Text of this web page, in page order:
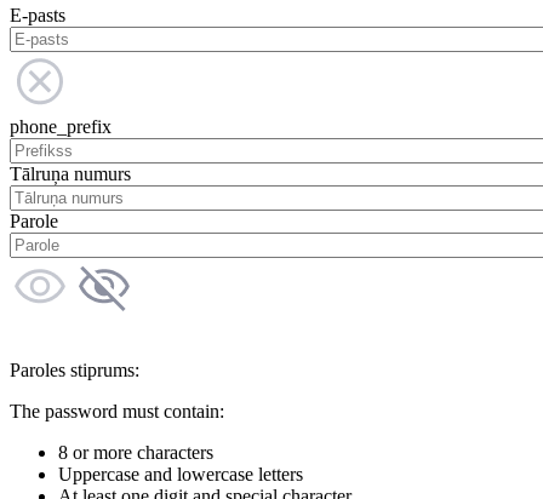
E-pasts
phone_prefix
Tālruņa numurs
Parole
Paroles stiprums:
The password must contain:
8 or more characters
Uppercase and lowercase letters